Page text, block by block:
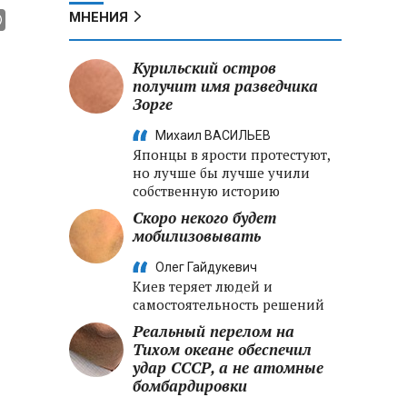
МНЕНИЯ
Курильский остров
получит имя разведчика
Зорге
Михаил ВАСИЛЬЕВ
Японцы в ярости протестуют,
но лучше бы лучше учили
собственную историю
Скоро некого будет
мобилизовывать
Олег Гайдукевич
Киев теряет людей и
самостоятельность решений
Реальный перелом на
Тихом океане обеспечил
удар СССР, а не атомные
бомбардировки